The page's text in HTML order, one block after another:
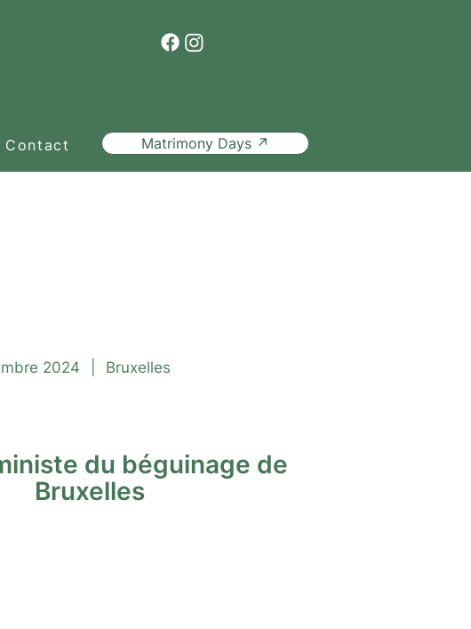
Contact Matrimony Days ↗
2024 Bruxelles
du béguinage de
Bruxelles